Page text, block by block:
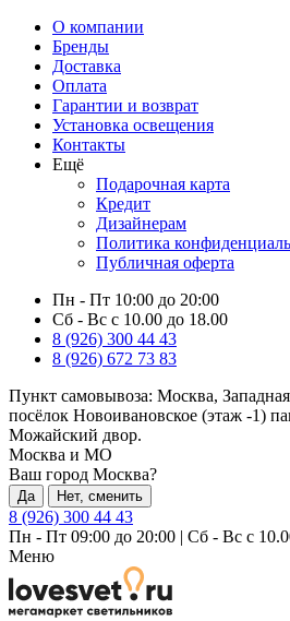
О компании
Бренды
Доставка
Оплата
Гарантии и возврат
Установка освещения
Контакты
Ещё
Подарочная карта
Кредит
Дизайнерам
Политика
Публичная оферта
Пн - Пт 10:00 до 20:00
Сб - Вс с 10.00 до 18.00
8 (926) 300 44 43
8 (926) 672 73 83
Пункт самовывоза: Москва,
посёлок Новоивановское (этаж -1)
Можайский двор.
Москва и МО
Ваш город Москва?
Да Нет, сменить
8 (926) 300 44 43
Пн - Пт 09:00 до 20:00 | Сб - Вс с
Меню